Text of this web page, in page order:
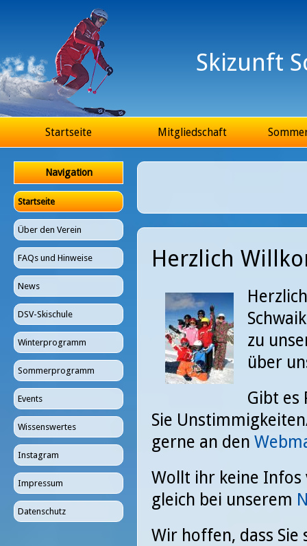
Skizunft
Hauptmenü
Startseite Mitgliedschaft
Navigation
Startseite
Über den Verein
FAQs und Hinweise
News
DSV-Skischule
Winterprogramm
Sommerprogramm
Events
Wissenswertes
Instagram
Impressum
Datenschutz
Herzlich
zu
über
Gibt es
Sie
gerne an den
Wollt ihr keine Infos
gleich bei unserem
Wir hoffen, dass